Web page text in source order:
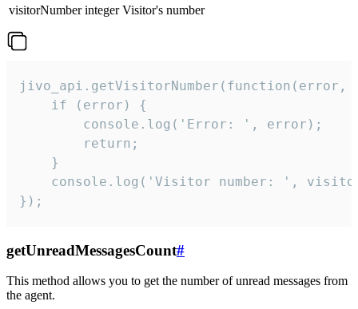
visitorNumber integer Visitor's number
jivo_api.getVisitorNumber(function(error,
    if (error) {
        console.log('Error: ', error);
        return;
    }
console.log('Visitor number: ',
});
getUnreadMessagesCount#
This method allows you to get the number of unread messages from
the agent.